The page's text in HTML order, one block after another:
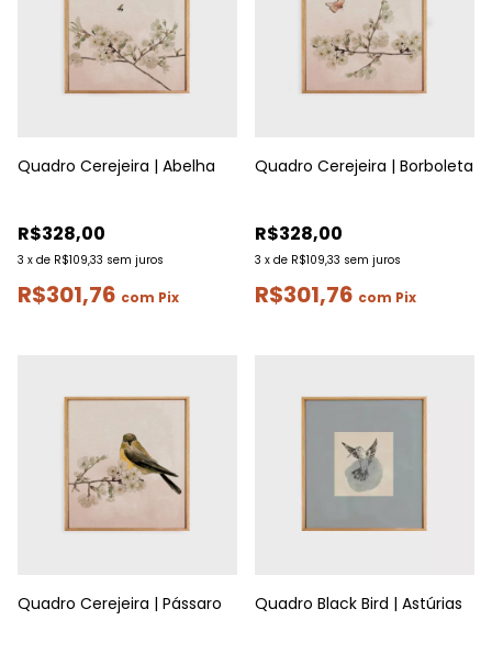
Quadro Cerejeira | Abelha
R$328,00
3 x de R$109,33 sem juros
R$301,76 com Pix
Quadro Cerejeira | Borboleta
R$328,00
3 x de R$109,33 sem juros
R$301,76 com Pix
Quadro Cerejeira | Pássaro Quadro Black Bird | Astúrias